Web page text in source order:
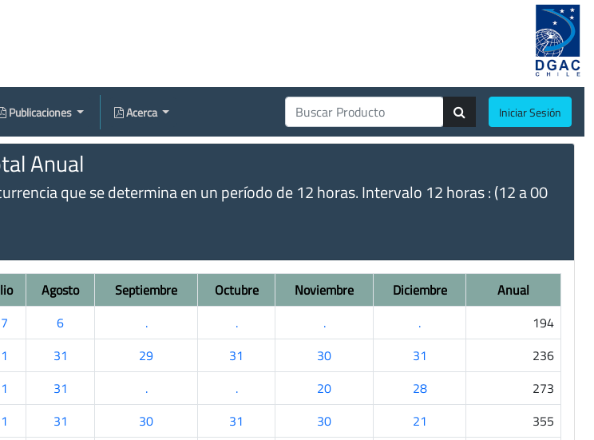
Publicaciones Acerca Iniciar Sesión
Anual
que se determina en un período de 12 horas. Intervalo 12 horas : (12 a 00
Agosto Septiembre Octubre Noviembre Diciembre
Anual
6 . . . .
194
31 29 31 30 31
236
31 . . 20 28
273
31 30 31 30 21
355